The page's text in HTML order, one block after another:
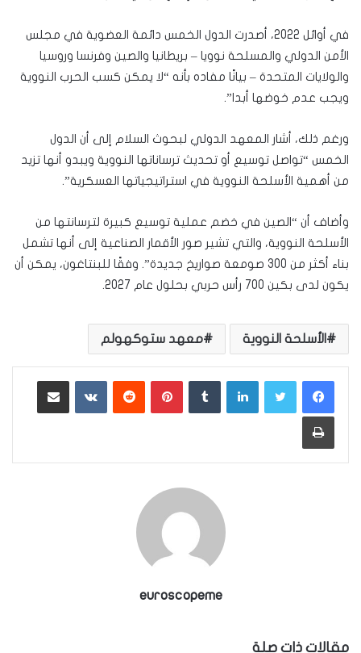
في أوائل 2022، أصدرت الدول الخمس دائمة العضوية في مجلس
الأمن الدولي والمسلحة نوويا – بريطانيا والصين وفرنسا وروسيا
والولايات المتحدة – بيانًا مفاده بأنه “لا يمكن كسب الحرب النووية
ويجب عدم خوضها أبدا”.
ورغم ذلك، أشار المعهد الدولي لبحوث السلام إلى أن الدول
الخمس “تواصل توسيع أو تحديث ترساناتها النووية ويبدو أنها تزيد
من أهمية الأسلحة النووية في استراتيجياتها العسكرية”.
وأضاف أن “الصين في خضم عملية توسيع كبيرة لترسانتها من
الأسلحة النووية، والتي تشير صور الأقمار الصناعية إلى أنها تشمل
بناء أكثر من 300 صومعة صواريخ جديدة”. وفقًا للبنتاغون، يمكن أن
يكون لدى بكين 700 رأس حربي بحلول عام 2027.
الأسلحة النووية معهد ستوكهولم
لينكدإن بينتيريست مشاركة عبر البريد
طباعة
euroscopeme
مقالات ذات صلة